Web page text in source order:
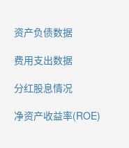
资产负债数据
费用支出数据
分红股息情况
净资产收益率(ROE)